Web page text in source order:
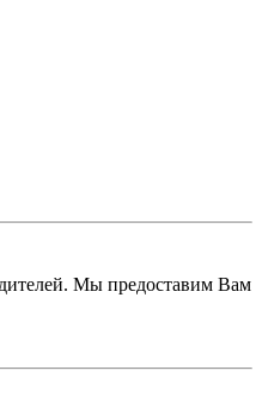
Мы предоставим Вам